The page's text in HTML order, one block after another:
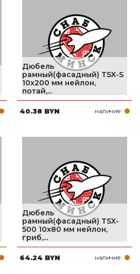
Чашечные кормушки
Чашечные поилки
Дюбель
рамный(фасадный) TSX-S
10х200 мм нейлон,
потай,...
40.38 BYN наличие:
Дюбель
рамный(фасадный) TSX-
500 10х80 мм нейлон,
гриб,...
64.24 BYN наличие: